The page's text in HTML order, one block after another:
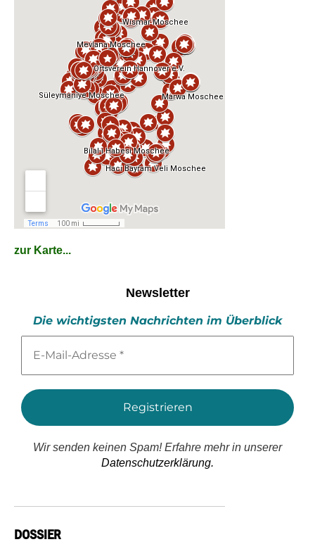
zur Karte...
Newsletter
Die wichtigsten Nachrichten im Überblick
Mail-
*
Wir senden keinen Spam! Erfahre mehr in unserer
Datenschutzerklärung.
DOSSIER